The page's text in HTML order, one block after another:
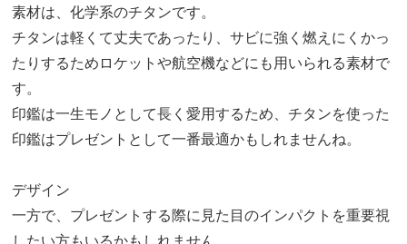
素材は、化学系のチタンです。
チタンは軽くて丈夫であったり、サビに強く燃えにくかっ
たりするためロケットや航空機などにも用いられる素材で
す。
印鑑は一生モノとして長く愛用するため、チタンを使った
印鑑はプレゼントとして一番最適かもしれませんね。
デザイン
一方で、プレゼントする際に見た目のインパクトを重要視
したい方もいるかもしれません。